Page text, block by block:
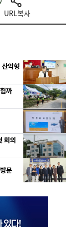
URL복사
악형
까
회의
문